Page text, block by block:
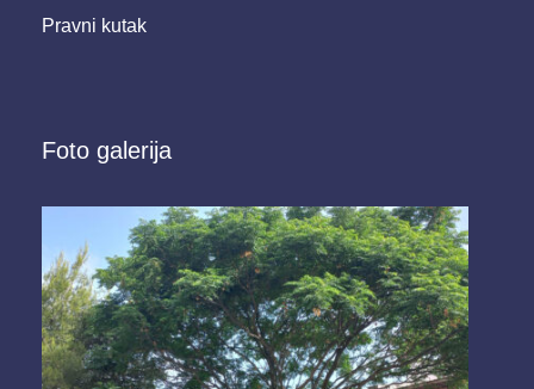
Pravni kutak
Foto galerija